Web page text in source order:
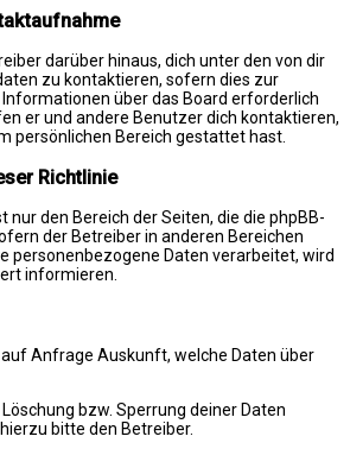
darüber hinaus, dich unter den von dir
zu kontaktieren, sofern dies zur
über das Board erforderlich
er und andere Benutzer dich kontaktieren,
persönlichen Bereich gestattet hast.
Richtlinie
nur den Bereich der Seiten, die die phpBB-
der Betreiber in anderen Bereichen
personenbezogene Daten verarbeitet, wird
informieren.
Anfrage Auskunft, welche Daten über
bzw. Sperrung deiner Daten
bitte den Betreiber.